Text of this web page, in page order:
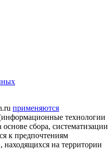
применяются
технологии
сбора, систематизации
к предпочтениям
находящихся на территории